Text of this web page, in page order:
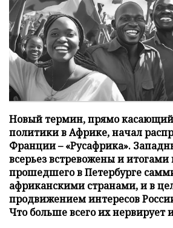
Новый термин, прямо
политики в Африке, начал
Франции – «Русафрика».
всерьез встревожены и итогами
прошедшего в Петербурге
африканскими странами, и в
продвижением интересов
Что больше всего их нервирует